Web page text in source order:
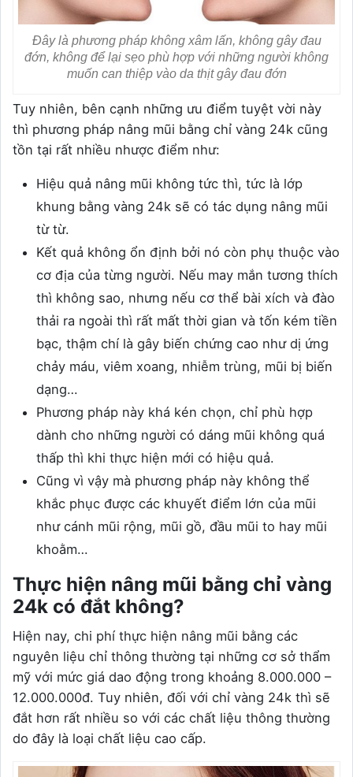
Đây là phương pháp không xâm lấn, không gây đau
đớn, không để lại sẹo phù hợp với những người không
muốn can thiệp vào da thịt gây đau đớn
Tuy nhiên, bên cạnh những ưu điểm tuyệt vời này
thì phương pháp nâng mũi bằng chỉ vàng 24k cũng
tồn tại rất nhiều nhược điểm như:
Hiệu quả nâng mũi không tức thì, tức là lớp
khung bằng vàng 24k sẽ có tác dụng nâng mũi
từ từ.
Kết quả không ổn định bởi nó còn phụ thuộc vào
cơ địa của từng người. Nếu may mắn tương thích
thì không sao, nhưng nếu cơ thể bài xích và đào
thải ra ngoài thì rất mất thời gian và tốn kém tiền
bạc, thậm chí là gây biến chứng cao như dị ứng
chảy máu, viêm xoang, nhiễm trùng, mũi bị biến
dạng…
Phương pháp này khá kén chọn, chỉ phù hợp
dành cho những người có dáng mũi không quá
thấp thì khi thực hiện mới có hiệu quả.
Cũng vì vậy mà phương pháp này không thể
khắc phục được các khuyết điểm lớn của mũi
như cánh mũi rộng, mũi gồ, đầu mũi to hay mũi
khoằm…
Thực hiện nâng mũi bằng chỉ vàng
24k có đắt không?
Hiện nay, chi phí thực hiện nâng mũi bằng các
nguyên liệu chỉ thông thường tại những cơ sở thẩm
mỹ với mức giá dao động trong khoảng 8.000.000 –
12.000.000đ. Tuy nhiên, đối với chỉ vàng 24k thì sẽ
đắt hơn rất nhiều so với các chất liệu thông thường
do đây là loại chất liệu cao cấp.